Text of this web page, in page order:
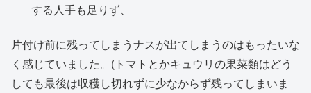
する人手も足りず、
片付け前に残ってしまうナスが出てしまうのはもったいな
く感じていました。(トマトとかキュウリの果菜類はどう
しても最後は収穫し切れずに少なからず残ってしまいま